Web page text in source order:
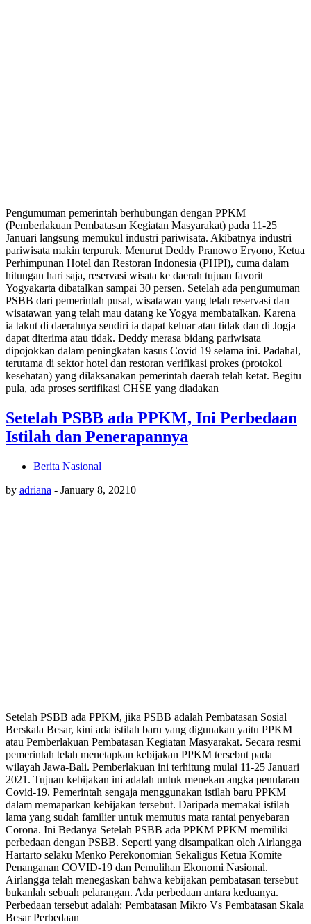
Pengumuman pemerintah berhubungan dengan PPKM
(Pemberlakuan Pembatasan Kegiatan Masyarakat) pada 11-25
Januari langsung memukul industri pariwisata. Akibatnya industri
pariwisata makin terpuruk. Menurut Deddy Pranowo Eryono, Ketua
Perhimpunan Hotel dan Restoran Indonesia (PHPI), cuma dalam
hitungan hari saja, reservasi wisata ke daerah tujuan favorit
Yogyakarta dibatalkan sampai 30 persen. Setelah ada pengumuman
PSBB dari pemerintah pusat, wisatawan yang telah reservasi dan
wisatawan yang telah mau datang ke Yogya membatalkan. Karena
ia takut di daerahnya sendiri ia dapat keluar atau tidak dan di Jogja
dapat diterima atau tidak. Deddy merasa bidang pariwisata
dipojokkan dalam peningkatan kasus Covid 19 selama ini. Padahal,
terutama di sektor hotel dan restoran verifikasi prokes (protokol
kesehatan) yang dilaksanakan pemerintah daerah telah ketat. Begitu
pula, ada proses sertifikasi CHSE yang diadakan
Setelah PSBB ada PPKM, Ini Perbedaan
Istilah dan Penerapannya
Berita Nasional
by adriana - January 8, 20210
Setelah PSBB ada PPKM, jika PSBB adalah Pembatasan Sosial
Berskala Besar, kini ada istilah baru yang digunakan yaitu PPKM
atau Pemberlakuan Pembatasan Kegiatan Masyarakat. Secara resmi
pemerintah telah menetapkan kebijakan PPKM tersebut pada
wilayah Jawa-Bali. Pemberlakuan ini terhitung mulai 11-25 Januari
2021. Tujuan kebijakan ini adalah untuk menekan angka penularan
Covid-19. Pemerintah sengaja menggunakan istilah baru PPKM
dalam memaparkan kebijakan tersebut. Daripada memakai istilah
lama yang sudah familier untuk memutus mata rantai penyebaran
Corona. Ini Bedanya Setelah PSBB ada PPKM PPKM memiliki
perbedaan dengan PSBB. Seperti yang disampaikan oleh Airlangga
Hartarto selaku Menko Perekonomian Sekaligus Ketua Komite
Penanganan COVID-19 dan Pemulihan Ekonomi Nasional.
Airlangga telah menegaskan bahwa kebijakan pembatasan tersebut
bukanlah sebuah pelarangan. Ada perbedaan antara keduanya.
Perbedaan tersebut adalah: Pembatasan Mikro Vs Pembatasan Skala
Besar Perbedaan